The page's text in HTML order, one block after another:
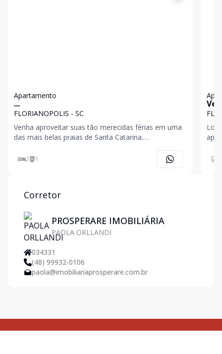
Apartamento
...
FLORIANOPOLIS - SC
Venha aproveitar suas tão merecidas férias em uma
das mais belas praias de Santa Catarina.
20 mts da areia, traga sua família e desfrute da
beleza de Canasvieiras com a praticidade de estar no
2 1
Corretor
PROSPERARE IMOBILIÁRIA
PAOLA ORLLANDI
034331
(48) 99932-0106
paola@imobiliariaprosperare.com.br